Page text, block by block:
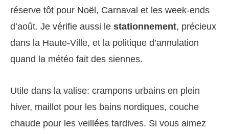
réserve tôt pour Noël, Carnaval et les week-ends
d’août. Je vérifie aussi le stationnement, précieux
dans la Haute-Ville, et la politique d’annulation
quand la météo fait des siennes.
Utile dans la valise: crampons urbains en plein
hiver, maillot pour les bains nordiques, couche
chaude pour les veillées tardives. Si vous aimez